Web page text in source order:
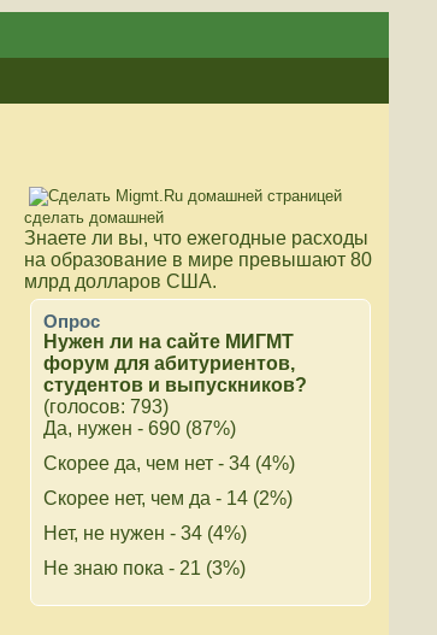
сделать домашней
Знаете ли вы, что ежегодные расходы
на образование в мире превышают 80
млрд долларов США.
Опрос
Нужен ли на сайте МИГМТ
форум для абитуриентов,
студентов и выпускников?
(голосов: 793)
Да, нужен - 690 (87%)
Скорее да, чем нет - 34 (4%)
Скорее нет, чем да - 14 (2%)
Нет, не нужен - 34 (4%)
Не знаю пока - 21 (3%)